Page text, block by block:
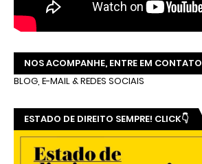
NOS ACOMPANHE, ENTRE EM CONTATO
BLOG, E-MAIL & REDES SOCIAIS
ESTADO DE DIREITO SEMPRE! CLICK👇